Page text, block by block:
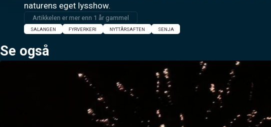
naturens eget lysshow.
Artikkelen er mer enn 1 år gammel
SALANGEN FYRVERKERI NYTTÅRSAFTEN SENJA
Se også